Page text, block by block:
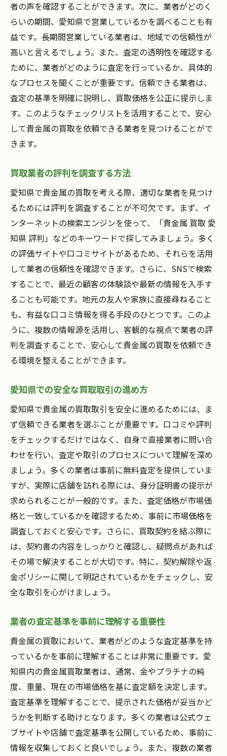
者の声を確認することができます。次に、業者がどのく
らいの期間、愛知県で営業しているかを調べることも有
益です。長期間営業している業者は、地域での信頼性が
高いと言えるでしょう。また、査定の透明性を確認する
ために、業者がどのように査定を行っているか、具体的
なプロセスを聞くことが重要です。信頼できる業者は、
査定の基準を明確に説明し、買取価格を公正に提示しま
す。このようなチェックリストを活用することで、安心
して貴金属の買取を依頼できる業者を見つけることがで
きます。
買取業者の評判を調査する方法
愛知県で貴金属の買取を考える際、適切な業者を見つけ
るためには評判を調査することが不可欠です。まず、イ
ンターネットの検索エンジンを使って、「貴金属 買取 愛
知県 評判」などのキーワードで探してみましょう。多く
の評価サイトや口コミサイトがあるため、それらを活用
して業者の信頼性を確認できます。さらに、SNSで検索
することで、最近の顧客の体験談や最新の情報を入手す
ることも可能です。地元の友人や家族に直接尋ねること
も、有益な口コミ情報を得る手段のひとつです。このよ
うに、複数の情報源を活用し、客観的な視点で業者の評
判を調査することで、安心して貴金属の買取を依頼でき
る環境を整えることができます。
愛知県での安全な買取取引の進め方
愛知県で貴金属の買取取引を安全に進めるためには、ま
ず信頼できる業者を選ぶことが重要です。口コミや評判
をチェックするだけではなく、自身で直接業者に問い合
わせを行い、査定や取引のプロセスについて理解を深め
ましょう。多くの業者は事前に無料査定を提供していま
すが、実際に店舗を訪れる際には、身分証明書の提示が
求められることが一般的です。また、査定価格が市場価
格と一致しているかを確認するため、事前に市場価格を
調査しておくと安心です。さらに、買取契約を結ぶ際に
は、契約書の内容をしっかりと確認し、疑問点があれば
その場で解決することが大切です。特に、契約解除や返
金ポリシーに関して明記されているかをチェックし、安
全な取引を心がけましょう。
業者の査定基準を事前に理解する重要性
貴金属の買取において、業者がどのような査定基準を持
っているかを事前に理解することは非常に重要です。愛
知県内の貴金属買取業者は、通常、金やプラチナの純
度、重量、現在の市場価格を基に査定額を決定します。
査定基準を理解することで、提示された価格が妥当かど
うかを判断する助けとなります。多くの業者は公式ウェ
ブサイトや店舗で査定基準を公開しているため、事前に
情報を収集しておくと良いでしょう。また、複数の業者